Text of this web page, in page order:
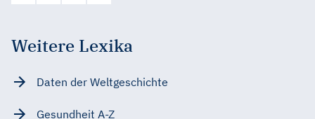
Weitere Lexika
Daten der Weltgeschichte
Gesundheit A-Z